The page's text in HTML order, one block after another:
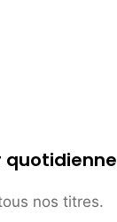
quotidienne
nos titres.